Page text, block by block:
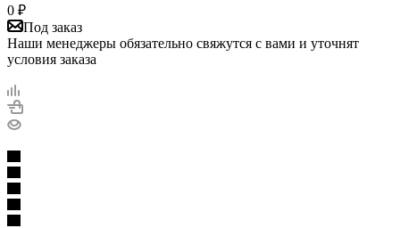
0 ₽
Под заказ
Наши менеджеры обязательно свяжутся с вами и уточнят
условия заказа